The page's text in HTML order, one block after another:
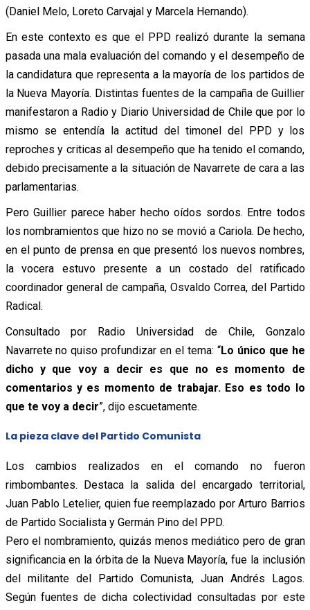
(Daniel Melo, Loreto Carvajal y Marcela Hernando).
En este contexto es que el PPD realizó durante la semana
pasada una mala evaluación del comando y el desempeño de
la candidatura que representa a la mayoría de los partidos de
la Nueva Mayoría. Distintas fuentes de la campaña de Guillier
manifestaron a Radio y Diario Universidad de Chile que por lo
mismo se entendía la actitud del timonel del PPD y los
reproches y criticas al desempeño que ha tenido el comando,
debido precisamente a la situación de Navarrete de cara a las
parlamentarias.
Pero Guillier parece haber hecho oídos sordos. Entre todos
los nombramientos que hizo no se movió a Cariola. De hecho,
en el punto de prensa en que presentó los nuevos nombres,
la vocera estuvo presente a un costado del ratificado
coordinador general de campaña, Osvaldo Correa, del Partido
Radical.
Consultado por Radio Universidad de Chile, Gonzalo
Navarrete no quiso profundizar en el tema: “Lo único que he
dicho y que voy a decir es que no es momento de
comentarios y es momento de trabajar. Eso es todo lo
que te voy a decir”, dijo escuetamente.
La pieza clave del Partido Comunista
Los cambios realizados en el comando no fueron
rimbombantes. Destaca la salida del encargado territorial,
Juan Pablo Letelier, quien fue reemplazado por Arturo Barrios
de Partido Socialista y Germán Pino del PPD.
Pero el nombramiento, quizás menos mediático pero de gran
significancia en la órbita de la Nueva Mayoría, fue la inclusión
del militante del Partido Comunista, Juan Andrés Lagos.
Según fuentes de dicha colectividad consultadas por este